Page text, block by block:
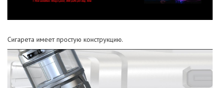
Сигарета имеет простую конструкцию.